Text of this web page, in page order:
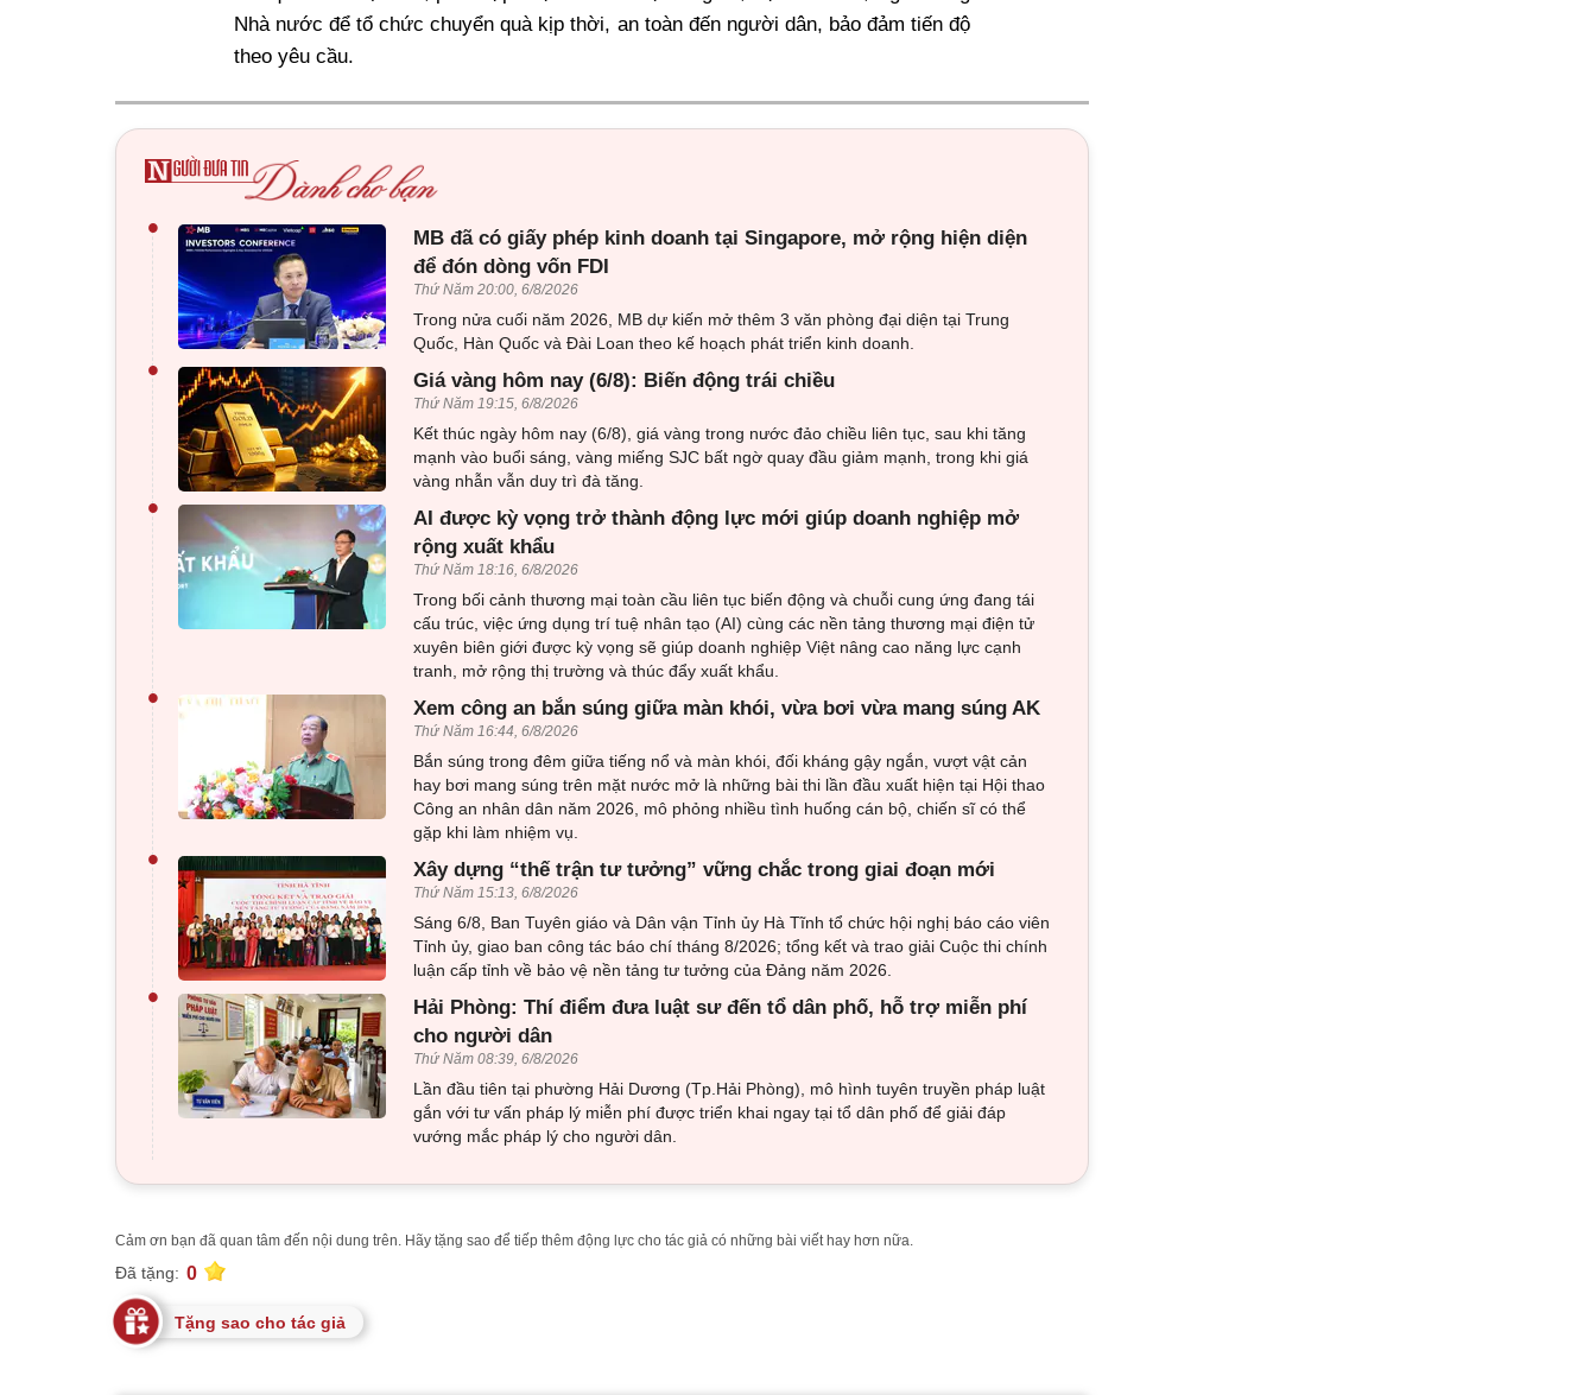
Nhà nước để tổ chức chuyển quà kịp thời, an toàn đến người dân, bảo đảm tiến độ
theo yêu cầu.
•
MB đã có giấy phép kinh doanh tại Singapore, mở rộng hiện diện
để đón dòng vốn FDI
Thứ Năm 20:00, 6/8/2026
Trong nửa cuối năm 2026, MB dự kiến mở thêm 3 văn phòng đại diện tại Trung
Quốc, Hàn Quốc và Đài Loan theo kế hoạch phát triển kinh doanh.
• Giá vàng hôm nay (6/8): Biến động trái chiều
Thứ Năm 19:15, 6/8/2026
Kết thúc ngày hôm nay (6/8), giá vàng trong nước đảo chiều liên tục, sau khi tăng
mạnh vào buổi sáng, vàng miếng SJC bất ngờ quay đầu giảm mạnh, trong khi giá
vàng nhẫn vẫn duy trì đà tăng.
•
AI được kỳ vọng trở thành động lực mới giúp doanh nghiệp mở
rộng xuất khẩu
Thứ Năm 18:16, 6/8/2026
Trong bối cảnh thương mại toàn cầu liên tục biến động và chuỗi cung ứng đang tái
cấu trúc, việc ứng dụng trí tuệ nhân tạo (AI) cùng các nền tảng thương mại điện tử
xuyên biên giới được kỳ vọng sẽ giúp doanh nghiệp Việt nâng cao năng lực cạnh
tranh, mở rộng thị trường và thúc đẩy xuất khẩu.
• Xem công an bắn súng giữa màn khói, vừa bơi vừa mang súng AK
Thứ Năm 16:44, 6/8/2026
Bắn súng trong đêm giữa tiếng nổ và màn khói, đối kháng gậy ngắn, vượt vật cản
hay bơi mang súng trên mặt nước mở là những bài thi lần đầu xuất hiện tại Hội thao
Công an nhân dân năm 2026, mô phỏng nhiều tình huống cán bộ, chiến sĩ có thể
gặp khi làm nhiệm vụ.
• Xây dựng “thế trận tư tưởng” vững chắc trong giai đoạn mới
Thứ Năm 15:13, 6/8/2026
Sáng 6/8, Ban Tuyên giáo và Dân vận Tỉnh ủy Hà Tĩnh tổ chức hội nghị báo cáo viên
Tỉnh ủy, giao ban công tác báo chí tháng 8/2026; tổng kết và trao giải Cuộc thi chính
luận cấp tỉnh về bảo vệ nền tảng tư tưởng của Đảng năm 2026.
•
Hải Phòng: Thí điểm đưa luật sư đến tổ dân phố, hỗ trợ miễn phí
cho người dân
Thứ Năm 08:39, 6/8/2026
Lần đầu tiên tại phường Hải Dương (Tp.Hải Phòng), mô hình tuyên truyền pháp luật
gắn với tư vấn pháp lý miễn phí được triển khai ngay tại tổ dân phố để giải đáp
vướng mắc pháp lý cho người dân.
Cảm ơn bạn đã quan tâm đến nội dung trên. Hãy tặng sao để tiếp thêm động lực cho tác giả có những bài viết hay hơn nữa.
Đã tặng: 0
Tặng sao cho tác giả